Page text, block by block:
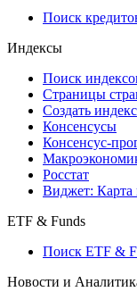
Поиск
Индексы
Поиск
Страницы
Создать индекс
Консенсусы
Консенсус-
Росстат
Виджет: Карта
ETF & Funds
Поиск ETF &
Новости и